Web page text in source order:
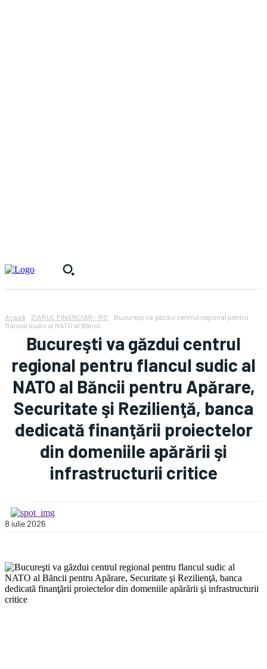
Acasă ZIARUL FINANCIAR - RS
Bucureşti va găzdui centrul regional pentru
flancul sudic al NATO al Băncii...
Bucureşti va găzdui centrul
regional pentru flancul sudic al
NATO al Băncii pentru Apărare,
Securitate şi Rezilienţă, banca
dedicată finanţării proiectelor
din domeniile apărării şi
infrastructurii critice
8 iulie 2026